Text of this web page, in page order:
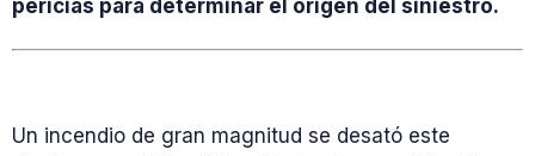
pericias para determinar el origen del siniestro.
Un incendio de gran magnitud se desató este